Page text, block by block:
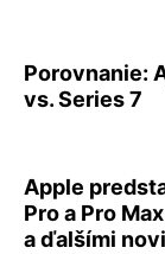
Porovnanie:
vs. Series 7
Apple
Pro a Pro
a ďalšími